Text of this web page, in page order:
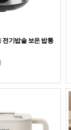
전기밥솥 보온 밥통